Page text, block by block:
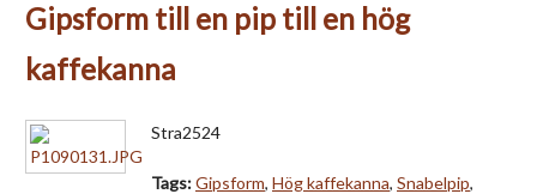
Gipsform till en pip till en hög
kaffekanna
Stra2524
Tags:Gipsform, Hög kaffekanna, Snabelpip,